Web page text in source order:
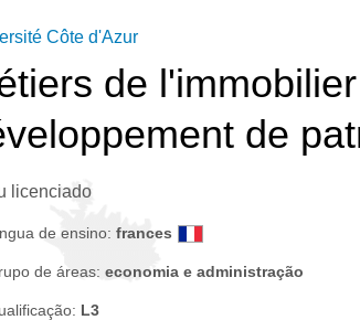
Côte d'Azur
de
de
licenciado
de ensino: frances
de áreas: economia e administração
L3